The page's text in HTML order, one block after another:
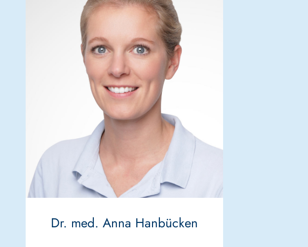
Dr. med. Anna Hanbücken